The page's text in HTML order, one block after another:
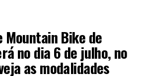
Mountain Bike de
no dia 6 de julho, no
as modalidades